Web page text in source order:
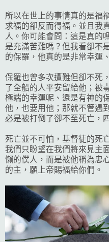
所以在世上的事情真的是福
求福的卻反而得福。並且我
人。你可能會問：這是真的
是充滿苦難嗎？但我看卻不
的保羅，他真的是非常幸運
保羅也曾多次遭難但卻不死
了全船的人平安留給他；被
極端的幸運呢、還是有神的
他，也要用他；那就不管遇
必是被打倒了卻不至死亡，
死亡並不可怕，基督徒的死
我們只盼望在我們將來見主
懶的僕人，而是被他稱為忠
的主，願上帝賜福給你們。